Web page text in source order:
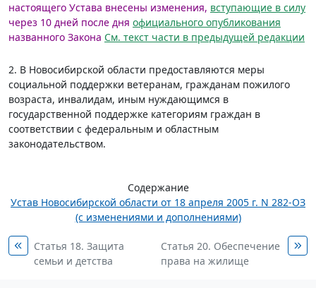
настоящего Устава внесены изменения, вступающие в силу
через 10 дней после дня официального опубликования
названного Закона См. текст части в предыдущей редакции
2. В Новосибирской области предоставляются меры
социальной поддержки ветеранам, гражданам пожилого
возраста, инвалидам, иным нуждающимся в
государственной поддержке категориям граждан в
соответствии с федеральным и областным
законодательством.
Содержание
Устав Новосибирской области от 18 апреля 2005 г. N 282-ОЗ
(с изменениями и дополнениями)
Статья 18. Защита
семьи и детства
Статья 20. Обеспечение
права на жилище